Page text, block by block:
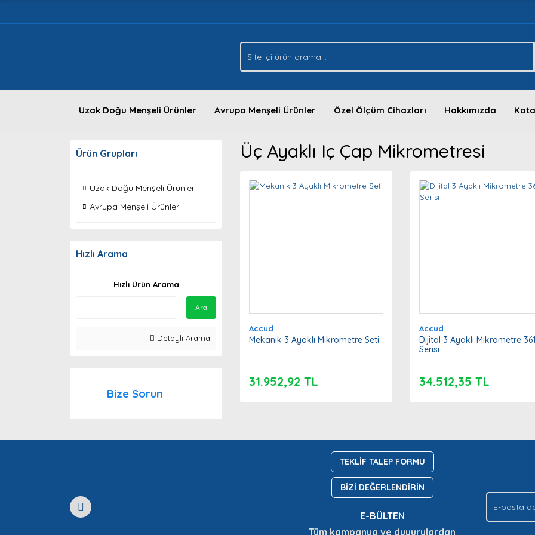
Uzak Doğu Menşeli Ürünler Avrupa Menşeli Ürünler Özel Ölçüm Cihazları Hakkımızda
Ürün Grupları
Uzak Doğu Menşeli Ürünler
Avrupa Menşeli Ürünler
Hızlı Arama
Hızlı Ürün Arama
Ara
Detaylı Arama
Bize Sorun
Üç Ayaklı Iç Çap Mikrometresi
Accud
Mekanik 3 Ayaklı Mikrometre Seti
31.952,92 TL
Accud
Dijital 3 Ayaklı Mikrometre 361
Serisi
34.512,35 TL
TEKLİF TALEP FORMU
BİZİ DEĞERLENDİRİN
E-BÜLTEN
Tüm kampanya ve duyurulardan